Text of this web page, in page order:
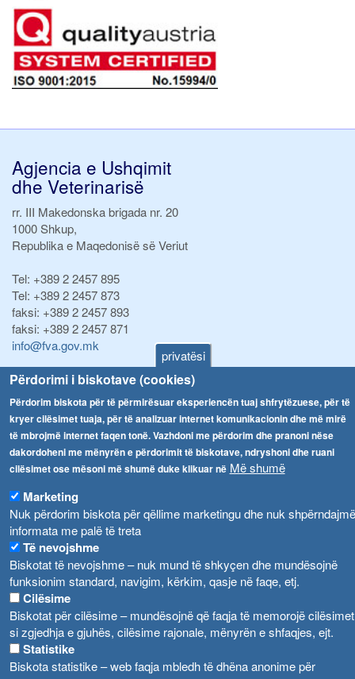
privatësi
Përdorimi i biskotave (cookies)
Përdorim biskota për të përmirësuar eksperiencën tuaj shfrytëzuese, për të
kryer cilësimet tuaja, për të analizuar internet komunikacionin dhe më mirë
të mbrojmë internet faqen tonë. Vazhdoni me përdorim dhe pranoni nëse
dakordoheni me mënyrën e përdorimit të biskotave, ndryshoni dhe ruani
cilësimet ose mësoni më shumë duke klikuar në Më shumë
Marketing
Nuk përdorim biskota për qëllime marketingu dhe nuk shpërndajmë
informata me palë të treta
Të nevojshme
Biskotat të nevojshme – nuk mund të shkyçen dhe mundësojnë
funksionim standard, navigim, kërkim, qasje në faqe, etj.
Cilësime
Biskotat për cilësime – mundësojnë që faqja të memorojë cilësimet
si zgjedhja e gjuhës, cilësime rajonale, mënyrën e shfaqjes, ejt.
Statistike
Biskota statistike – web faqja mbledh të dhëna anonime për
Agjencia e Ushqimit
dhe Veterinarisë
rr. III Makedonska brigada nr. 20
1000 Shkup,
Republika e Maqedonisë së Veriut
Tel: +389 2 2457 895
Tel: +389 2 2457 873
faksi: +389 2 2457 893
faksi: +389 2 2457 871
info@fva.gov.mk
Njoftime
Република Бугарија ги засили официјалните контроли при увоз на свежо овошје и зеленчук
Високите температури ризик од труење со храна, опасни се и за животните
Водата во Гостивар може да се користи како техничка, продолжува испораката на флаширана вода
Во Гостивар спроведени 70 вонредни контроли
Забраната за водата во Гостивар останува на сила, операторите да користат само технички безбедна вода
Navigimi
Arkivi
Regjistrat
Formularë
Shpalljet